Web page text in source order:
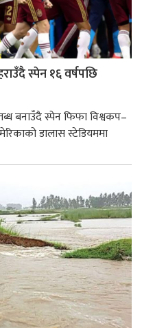
स्पेन १६ वर्षपछि
बनाउँदै स्पेन फिफा विश्वकप–
डालास स्टेडियममा